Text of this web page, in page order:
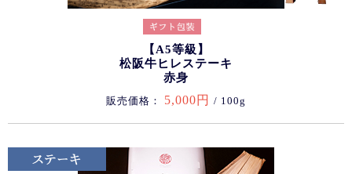
【A5等級】
松阪牛ヒレステーキ
赤身
販売価格： 5,000円 / 100g